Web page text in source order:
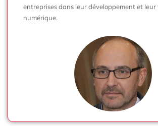
entreprises dans leur développement et
numérique.